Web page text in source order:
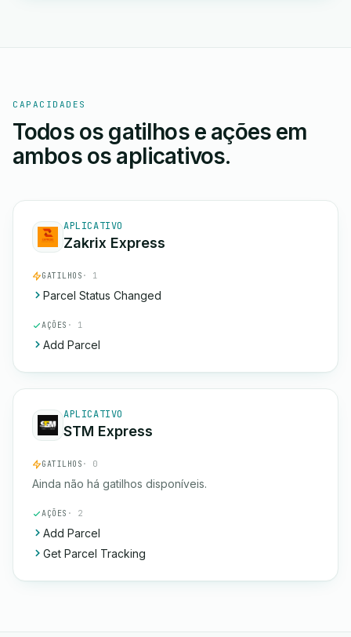
CAPACIDADES
Todos os gatilhos e ações em
ambos os aplicativos.
APLICATIVO
Zakrix Express
GATILHOS · 1
Parcel Status Changed
AÇÕES · 1
Add Parcel
APLICATIVO
STM Express
GATILHOS · 0
Ainda não há gatilhos disponíveis.
AÇÕES · 2
Add Parcel
Get Parcel Tracking